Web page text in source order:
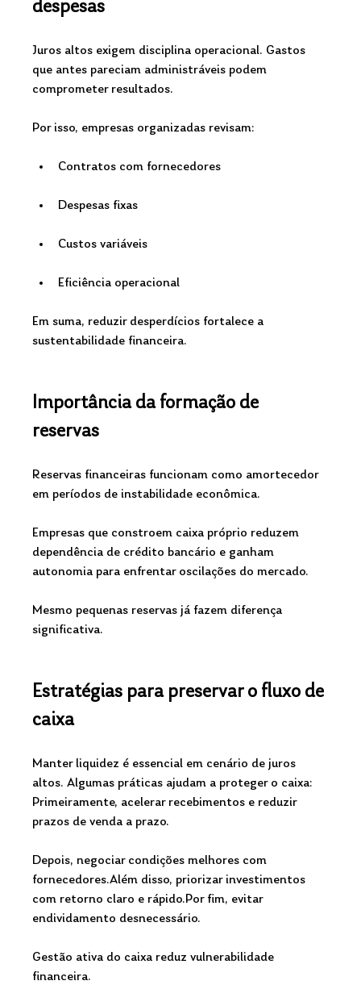
despesas
Juros altos exigem disciplina operacional. Gastos
que antes pareciam administráveis podem
comprometer resultados.
Por isso, empresas organizadas revisam:
Contratos com fornecedores
Despesas fixas
Custos variáveis
Eficiência operacional
Em suma, reduzir desperdícios fortalece a
sustentabilidade financeira.
Importância da formação de
reservas
Reservas financeiras funcionam como amortecedor
em períodos de instabilidade econômica.
Empresas que constroem caixa próprio reduzem
dependência de crédito bancário e ganham
autonomia para enfrentar oscilações do mercado.
Mesmo pequenas reservas já fazem diferença
significativa.
Estratégias para preservar o fluxo de
caixa
Manter liquidez é essencial em cenário de juros
altos. Algumas práticas ajudam a proteger o caixa:
Primeiramente, acelerar recebimentos e reduzir
prazos de venda a prazo.
Depois, negociar condições melhores com
fornecedores.Além disso, priorizar investimentos
com retorno claro e rápido.Por fim, evitar
endividamento desnecessário.
Gestão ativa do caixa reduz vulnerabilidade
financeira.